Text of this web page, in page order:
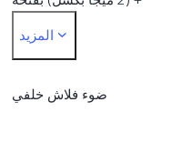
عدسة 2.4
المزيد
ضوء فلاش خلفي